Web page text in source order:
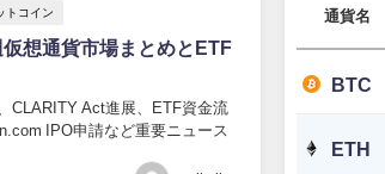
トコイン
想通貨市場まとめとETF
CLARITY Act進展、ETF資金流
IPO申請など重要ニュース
通貨名
BTC
ETH